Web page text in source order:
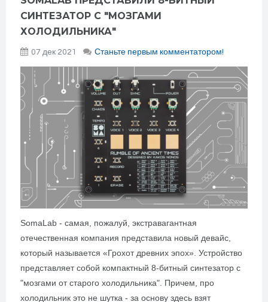
СИНТЕЗАТОР С "МОЗГАМИ
ХОЛОДИЛЬНИКА"
07 дек 2021 Станьте первым комментатором!
SomaLab - самая, пожалуй, экстравагантная
отечественная компания представила новый девайс,
который называется «Грохот древних эпох». Устройство
представляет собой компактный 8-битный синтезатор с
"мозгами от старого холодильника". Причем, про
холодильник это не шутка - за основу здесь взят